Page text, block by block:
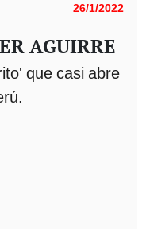
26/1/2022
AGUIRRE
que casi abre